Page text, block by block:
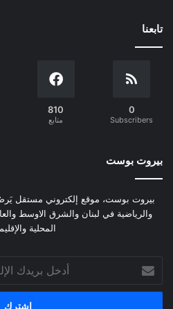
تابعنا
0
Subscribers
810
متابع
بيروت بوست
بيروت بوست، موقع إلكتروني مستقل يَرصُد
والرياضية في لبنان والشرق الاوسط
المحلية
بريدك
الإلكتروني